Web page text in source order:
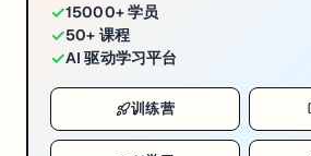
✓15000+ 学员
✓50+ 课程
✓AI 驱动学习平台
训练营